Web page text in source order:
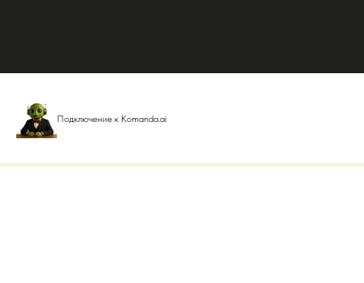
Подключение к Komanda.ai